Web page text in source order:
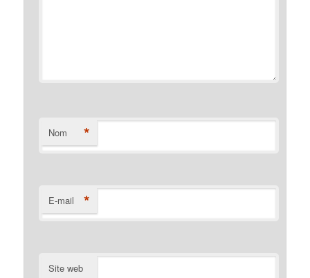
Nom *
E-mail *
Site web